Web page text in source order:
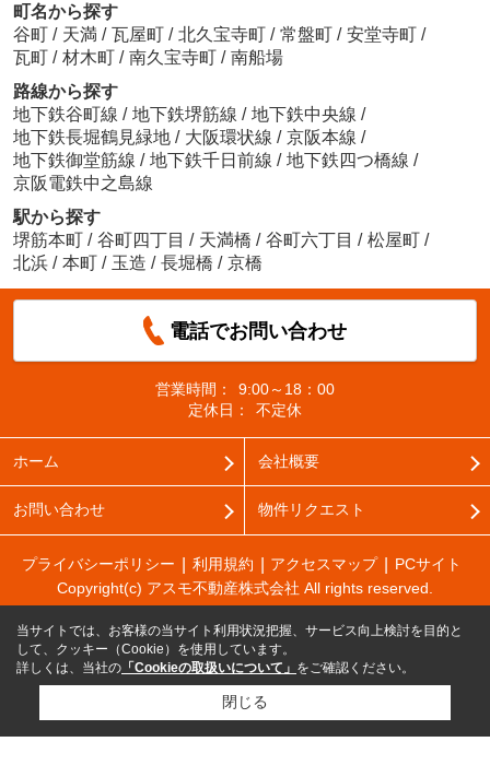
町名から探す
谷町 / 天満 / 瓦屋町 / 北久宝寺町 / 常盤町 / 安堂寺町 /
瓦町 / 材木町 / 南久宝寺町 / 南船場
路線から探す
地下鉄谷町線 / 地下鉄堺筋線 / 地下鉄中央線 /
地下鉄長堀鶴見緑地 / 大阪環状線 / 京阪本線 /
地下鉄御堂筋線 / 地下鉄千日前線 / 地下鉄四つ橋線 /
京阪電鉄中之島線
駅から探す
堺筋本町 / 谷町四丁目 / 天満橋 / 谷町六丁目 / 松屋町 /
北浜 / 本町 / 玉造 / 長堀橋 / 京橋
電話でお問い合わせ
営業時間：
9:00～18：00
定休日：
不定休
ホーム 会社概要
お問い合わせ 物件リクエスト
プライバシーポリシー 利用規約 アクセスマップ
PCサイト
Copyright(c) アスモ不動産株式会社 All rights reserved.
当サイトでは、お客様の当サイト利用状況把握、サービス向上検討を目的と
して、クッキー（Cookie）を使用しています。
詳しくは、当社の 「Cookieの取扱いについて」 をご確認ください。
閉じる